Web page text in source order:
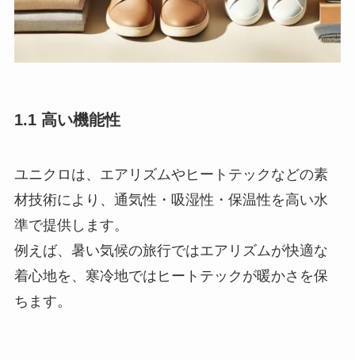
1.1 高い機能性
ユニクロは、エアリズムやヒートテックなどの素
材技術により、通気性・吸湿性・保温性を高い水
準で提供します。
例えば、暑い気候の旅行ではエアリズムが快適な
着心地を、寒冷地ではヒートテックが暖かさを保
ちます。